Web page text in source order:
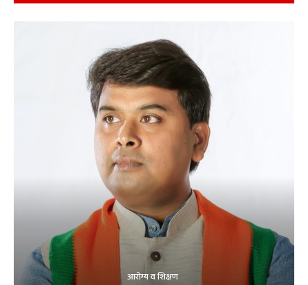
आरोग्य व शिक्षण